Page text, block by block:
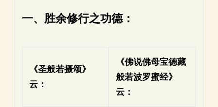
一、胜余修行之功德：
《圣般若摄颂》
云：
《佛说佛母宝德藏
般若波罗蜜经》
云：